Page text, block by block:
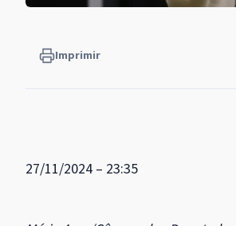
Imprimir
27/11/2024 – 23:35